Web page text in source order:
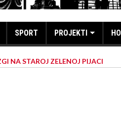
SPORT PROJEKTI
NA STAROJ ZELENOJ PIJACI